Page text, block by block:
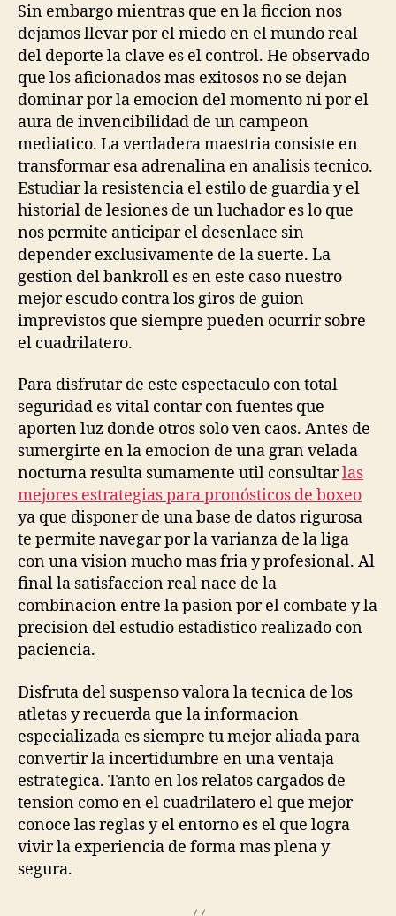
Sin embargo mientras que en la ficcion nos
dejamos llevar por el miedo en el mundo real
del deporte la clave es el control. He observado
que los aficionados mas exitosos no se dejan
dominar por la emocion del momento ni por el
aura de invencibilidad de un campeon
mediatico. La verdadera maestria consiste en
transformar esa adrenalina en analisis tecnico.
Estudiar la resistencia el estilo de guardia y el
historial de lesiones de un luchador es lo que
nos permite anticipar el desenlace sin
depender exclusivamente de la suerte. La
gestion del bankroll es en este caso nuestro
mejor escudo contra los giros de guion
imprevistos que siempre pueden ocurrir sobre
el cuadrilatero.
Para disfrutar de este espectaculo con total
seguridad es vital contar con fuentes que
aporten luz donde otros solo ven caos. Antes de
sumergirte en la emocion de una gran velada
nocturna resulta sumamente util consultarlas
mejores estrategias para pronósticos de boxeo
ya que disponer de una base de datos rigurosa
te permite navegar por la varianza de la liga
con una vision mucho mas fria y profesional. Al
final la satisfaccion real nace de la
combinacion entre la pasion por el combate y la
precision del estudio estadistico realizado con
paciencia.
Disfruta del suspenso valora la tecnica de los
atletas y recuerda que la informacion
especializada es siempre tu mejor aliada para
convertir la incertidumbre en una ventaja
estrategica. Tanto en los relatos cargados de
tension como en el cuadrilatero el que mejor
conoce las reglas y el entorno es el que logra
vivir la experiencia de forma mas plena y
segura.